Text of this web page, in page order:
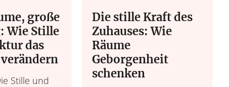
große
Wie Stille
das
Stille und
Die stille Kraft des
Zuhauses: Wie
Räume
Geborgenheit
schenken